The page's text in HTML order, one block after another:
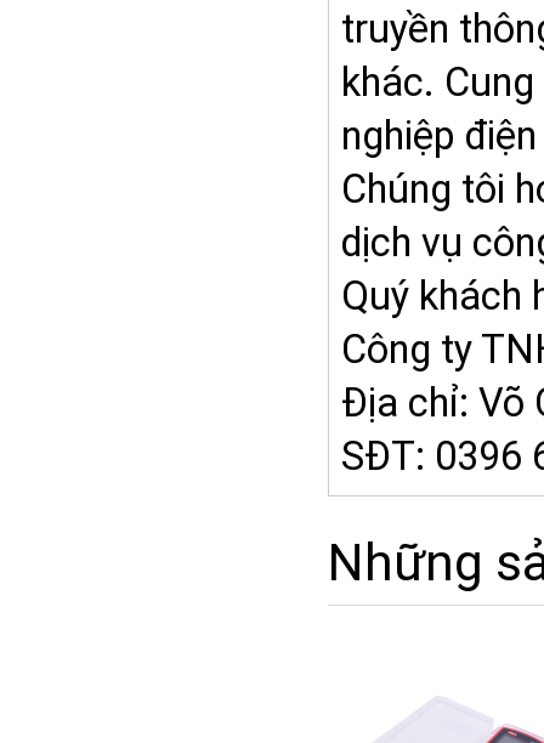
truyền
khác.
nghiệp
Chúng tôi
dịch vụ
Quý
Công ty
Địa chỉ:
SĐT: 0396
Những